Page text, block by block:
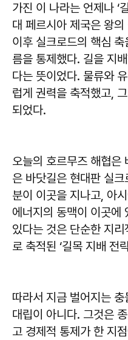
가진 이 나라는 언제나 ‘
대 페르시아 제국은 왕
이후 실크로드의 핵심
름을 통제했다. 길을 지
다는 뜻이었다. 물류와
럽게 권력을 축적했고,
되었다.
오늘의 호르무즈 해협은
은 바닷길은 현대판 실
분이 이곳을 지나고, 아
에너지의 동맥이 이곳에
있다는 것은 단순한 지
로 축적된 ‘길목 지배 전
따라서 지금 벌어지는
대립이 아니다. 그것은
고 경제적 통제가 한 지